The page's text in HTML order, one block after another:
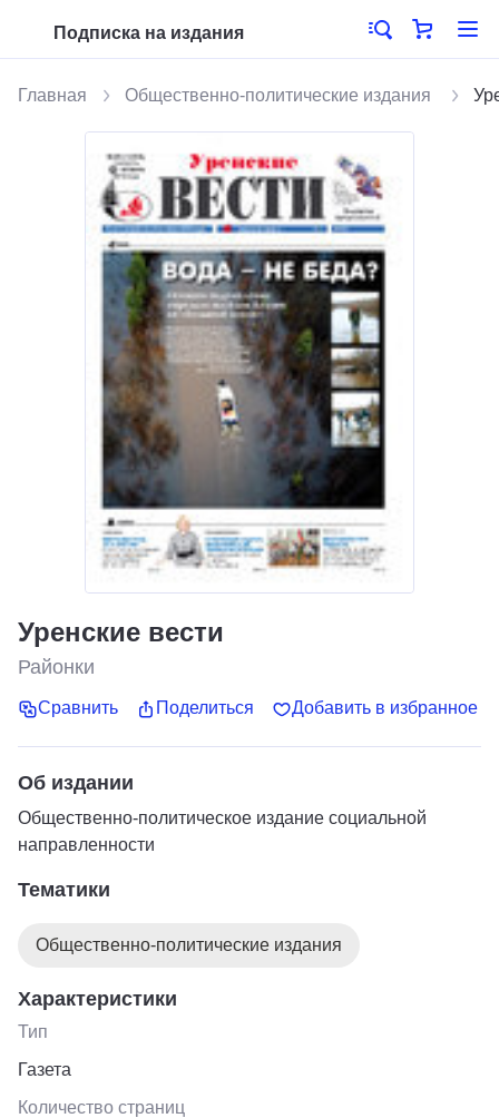
Подписка на издания
Главная Общественно-политические издания
Уренские вести
Районки
Сравнить Поделиться Добавить в избранное
Об издании
Общественно-политическое издание социальной
направленности
Тематики
Общественно-политические издания
Характеристики
Тип
Газета
Количество страниц